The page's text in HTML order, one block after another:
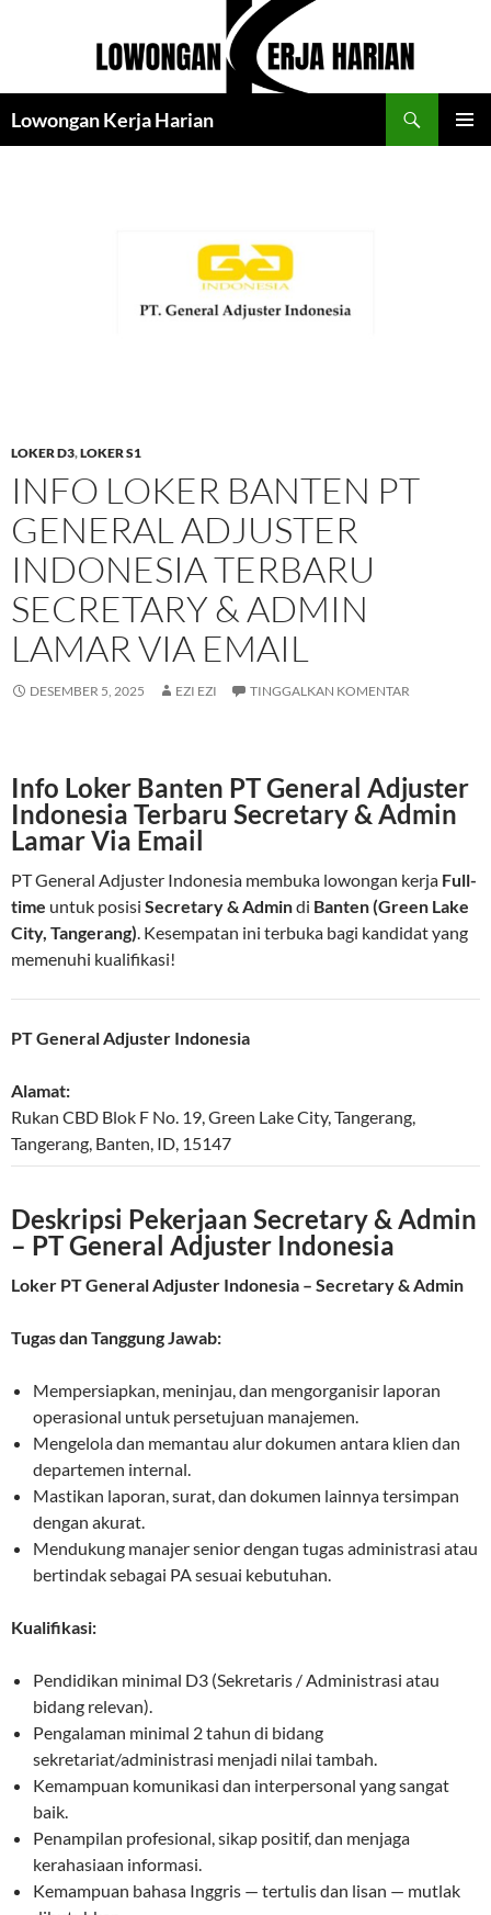
Lowongan Kerja Harian
LOKER D3,LOKER S1
INFO LOKER BANTEN PT
GENERAL ADJUSTER
INDONESIA TERBARU
SECRETARY & ADMIN
LAMAR VIA EMAIL
DESEMBER 5, 2025 EZI EZI TINGGALKAN KOMENTAR
Info Loker Banten PT General Adjuster
Indonesia Terbaru Secretary & Admin
Lamar Via Email
PT General Adjuster Indonesia membuka lowongan kerja Full-
time untuk posisi Secretary & Admindi Banten (Green Lake
City, Tangerang). Kesempatan ini terbuka bagi kandidat yang
memenuhi kualifikasi!
PT General Adjuster Indonesia
Alamat:
Rukan CBD Blok F No. 19, Green Lake City, Tangerang,
Tangerang, Banten, ID, 15147
Deskripsi Pekerjaan Secretary & Admin
– PT General Adjuster Indonesia
Loker PT General Adjuster Indonesia – Secretary & Admin
Tugas dan Tanggung Jawab:
Mempersiapkan, meninjau, dan mengorganisir laporan
operasional untuk persetujuan manajemen.
Mengelola dan memantau alur dokumen antara klien dan
departemen internal.
Mastikan laporan, surat, dan dokumen lainnya tersimpan
dengan akurat.
Mendukung manajer senior dengan tugas administrasi atau
bertindak sebagai PA sesuai kebutuhan.
Kualifikasi:
Pendidikan minimal D3 (Sekretaris / Administrasi atau
bidang relevan).
Pengalaman minimal 2 tahun di bidang
sekretariat/administrasi menjadi nilai tambah.
Kemampuan komunikasi dan interpersonal yang sangat
baik.
Penampilan profesional, sikap positif, dan menjaga
kerahasiaan informasi.
Kemampuan bahasa Inggris — tertulis dan lisan — mutlak